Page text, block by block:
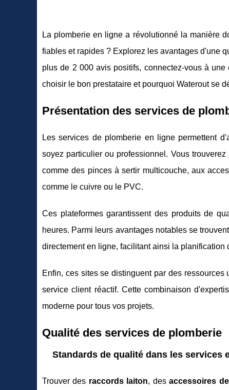
La plomberie en ligne a révolutionné la manière
fiables et rapides ? Explorez les avantages d'une
plus de 2 000 avis positifs, connectez-vous à
choisir le bon prestataire et pourquoi Waterout se
Présentation des services de
Les services de plomberie en ligne permettent
soyez particulier ou professionnel. Vous trouverez
comme des pinces à sertir multicouche, aux
comme le cuivre ou le PVC.
Ces plateformes garantissent des produits de
heures. Parmi leurs avantages notables se
directement en ligne, facilitant ainsi la planification
Enfin, ces sites se distinguent par des
service client réactif. Cette combinaison
moderne pour tous vos projets.
Qualité des services de plomberie
Standards de qualité dans les services
Trouver des raccords laiton, desaccessoires